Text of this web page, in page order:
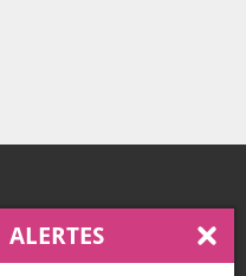
ALERTES